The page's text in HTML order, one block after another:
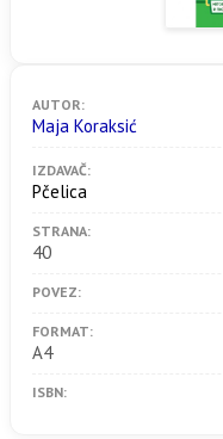
AUTOR:
Maja Koraksić
IZDAVAČ:
Pčelica
STRANA:
40
POVEZ:
FORMAT:
A4
ISBN: